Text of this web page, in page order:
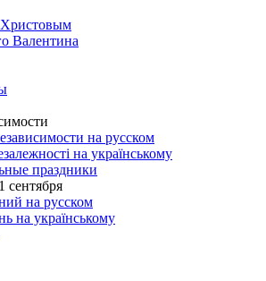
Валентина
на русском
на українському
праздники
сентября
на русском
на українському